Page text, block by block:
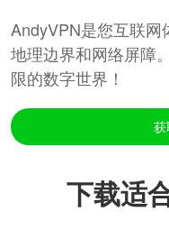
AndyVPN是您互联
地理边界和网络屏障
限的数字世界！
下载适